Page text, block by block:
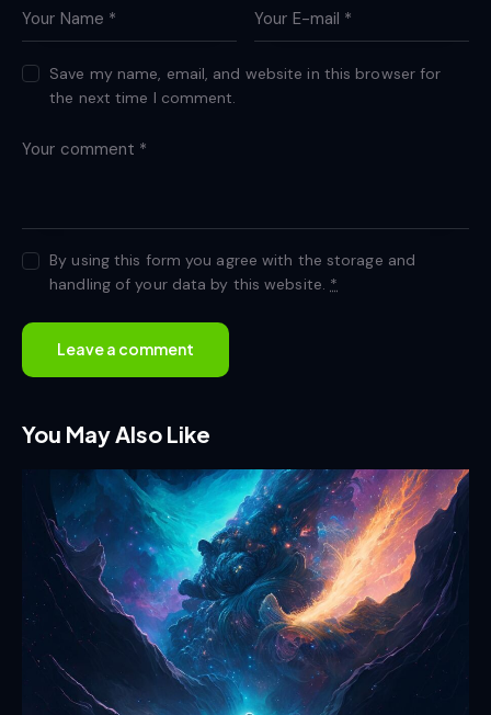
Save my name, email, and website in this browser for
the next time I comment.
By using this form you agree with the storage and
handling of your data by this website. *
You May Also Like